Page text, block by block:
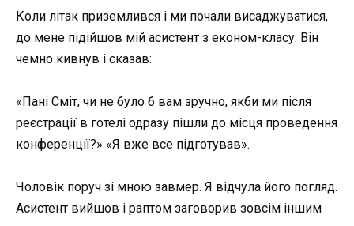
Коли літак приземлився і ми почали висаджуватися,
до мене підійшов мій асистент з економ-класу. Він
чемно кивнув і сказав:
«Пані Сміт, чи не було б вам зручно, якби ми після
реєстрації в готелі одразу пішли до місця проведення
конференції?» «Я вже все підготував».
Чоловік поруч зі мною завмер. Я відчула його погляд.
Асистент вийшов і раптом заговорив зовсім іншим